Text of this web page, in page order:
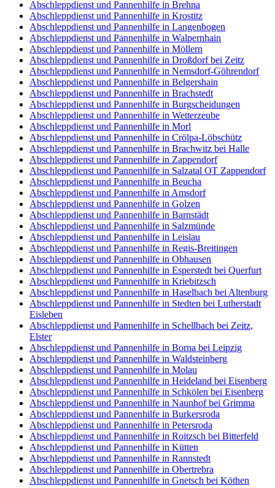
Abschleppdienst und Pannenhilfe in Brehna
Abschleppdienst und Pannenhilfe in Krostitz
Abschleppdienst und Pannenhilfe in Langenbogen
Abschleppdienst und Pannenhilfe in Walpernhain
Abschleppdienst und Pannenhilfe in Möllern
Abschleppdienst und Pannenhilfe in Droßdorf bei Zeitz
Abschleppdienst und Pannenhilfe in Nemsdorf-Göhrendorf
Abschleppdienst und Pannenhilfe in Belgershain
Abschleppdienst und Pannenhilfe in Brachstedt
Abschleppdienst und Pannenhilfe in Burgscheidungen
Abschleppdienst und Pannenhilfe in Wetterzeube
Abschleppdienst und Pannenhilfe in Morl
Abschleppdienst und Pannenhilfe in Crölpa-Löbschütz
Abschleppdienst und Pannenhilfe in Brachwitz bei Halle
Abschleppdienst und Pannenhilfe in Zappendorf
Abschleppdienst und Pannenhilfe in Salzatal OT Zappendorf
Abschleppdienst und Pannenhilfe in Beucha
Abschleppdienst und Pannenhilfe in Amsdorf
Abschleppdienst und Pannenhilfe in Golzen
Abschleppdienst und Pannenhilfe in Barnstädt
Abschleppdienst und Pannenhilfe in Salzmünde
Abschleppdienst und Pannenhilfe in Leislau
Abschleppdienst und Pannenhilfe in Regis-Breitingen
Abschleppdienst und Pannenhilfe in Obhausen
Abschleppdienst und Pannenhilfe in Esperstedt bei Querfurt
Abschleppdienst und Pannenhilfe in Kriebitzsch
Abschleppdienst und Pannenhilfe in Haselbach bei Altenburg
Abschleppdienst und Pannenhilfe in Stedten bei Lutherstadt
Eisleben
Abschleppdienst und Pannenhilfe in Schellbach bei Zeitz,
Elster
Abschleppdienst und Pannenhilfe in Borna bei Leipzig
Abschleppdienst und Pannenhilfe in Waldsteinberg
Abschleppdienst und Pannenhilfe in Molau
Abschleppdienst und Pannenhilfe in Heideland bei Eisenberg
Abschleppdienst und Pannenhilfe in Schkölen bei Eisenberg
Abschleppdienst und Pannenhilfe in Naunhof bei Grimma
Abschleppdienst und Pannenhilfe in Burkersroda
Abschleppdienst und Pannenhilfe in Petersroda
Abschleppdienst und Pannenhilfe in Roitzsch bei Bitterfeld
Abschleppdienst und Pannenhilfe in Kütten
Abschleppdienst und Pannenhilfe in Rannstedt
Abschleppdienst und Pannenhilfe in Obertrebra
Abschleppdienst und Pannenhilfe in Gnetsch bei Köthen